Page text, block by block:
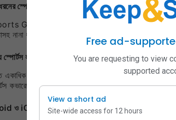
স্পোর্টস ইভেন্ট
Games-এ ব্যবহারকারীরা আন্তর্জাতিক এবং আঞ্চলিক
নানা ধরনের স্পোর্টস কনটেন্ট এখানে উপলব্ধ রয়েছে।
লবি
একাধিক স্পোর্টস লবি রয়েছে, যার মধ্যে SABA
কভারেজ প্রদান করে, যা ব্যবহারকারীদের জন্য আরও বিস্তৃত
ও iOS-এ সহজে খেলুন
Free ad-
You are requesting to view
supported
View a short ad
Site-wide access for 12 hours